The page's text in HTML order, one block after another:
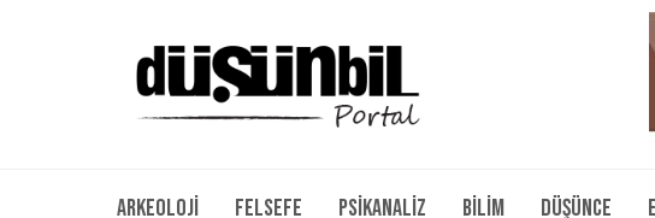
Arkeoloji Felsefe Psikanaliz Bilim Düşünce